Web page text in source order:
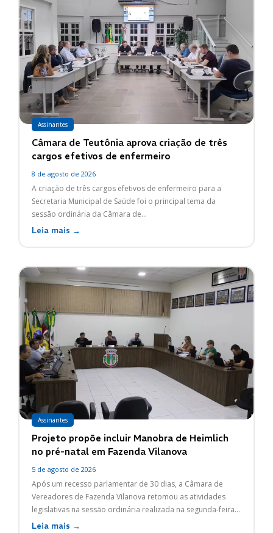
Assinantes
Câmara de Teutônia aprova criação de três
cargos efetivos de enfermeiro
8 de agosto de 2026
A criação de três cargos efetivos de enfermeiro para a
Secretaria Municipal de Saúde foi o principal tema da
sessão ordinária da Câmara de...
Leia mais →
Assinantes
Projeto propõe incluir Manobra de Heimlich
no pré-natal em Fazenda Vilanova
5 de agosto de 2026
Após um recesso parlamentar de 30 dias, a Câmara de
Vereadores de Fazenda Vilanova retomou as atividades
legislativas na sessão ordinária realizada na segunda-feira...
Leia mais →